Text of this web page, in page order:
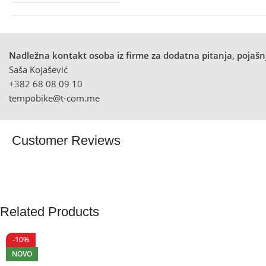
Nadležna kontakt osoba iz firme za dodatna pitanja,
Saša Kojašević
+382 68 08 09 10
tempobike@t-com.me
Customer Reviews
Related Products
-10%
NOVO